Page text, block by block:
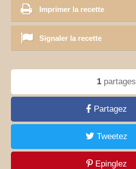
Imprimer la recette
Signaler la recette
1partages
Partagez
Tweetez
Epinglez